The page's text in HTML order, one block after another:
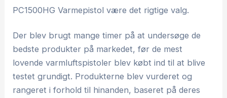
PC1500HG Varmepistol være det rigtige valg.
Der blev brugt mange timer på at undersøge de
bedste produkter på markedet, før de mest
lovende varmluftspistoler blev købt ind til at blive
testet grundigt. Produkterne blev vurderet og
rangeret i forhold til hinanden, baseret på deres